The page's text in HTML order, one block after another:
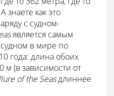
знаете как это
с судном-
является самым
в мире по
года: длина обоих
м (в зависимости от
of the Seasдлиннее